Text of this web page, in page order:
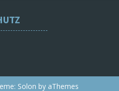
Solon by aThemes